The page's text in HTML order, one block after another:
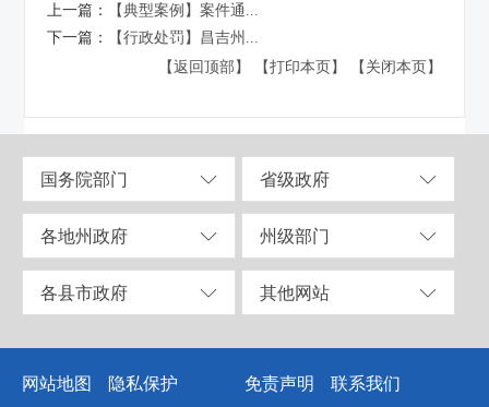
上一篇：
【典型案例】案件通...
下一篇：
【行政处罚】昌吉州...
【返回顶部】
【打印本页】 【关闭本页】
国务院部门 省级政府
各地州政府 州级部门
各县市政府 其他网站
网站地图 隐私保护 免责声明
联系我们